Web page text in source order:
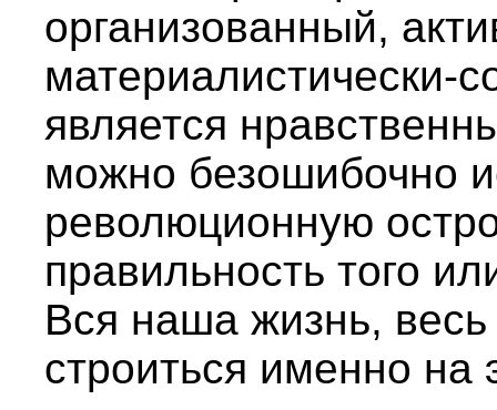
организованный,
материалистически-
является
можно безошибочно
революционную
правильность того
Вся наша жизнь,
строиться именно на